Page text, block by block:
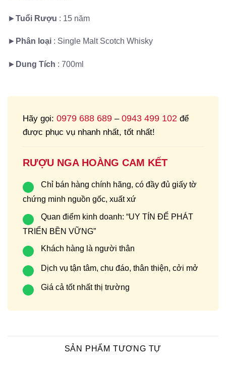
► Tuổi Rượu : 15 năm
► Phân loại : Single Malt Scotch Whisky
► Dung Tích : 700ml
Hãy gọi: 0979 688 689 – 0943 499 102 để
được phục vụ nhanh nhất, tốt nhất!
RƯỢU NGA HOÀNG CAM KẾT
Chỉ bán hàng chính hãng, có đầy đủ giấy tờ
chứng minh nguồn gốc, xuất xứ
Quan điểm kinh doanh: “UY TÍN ĐỂ PHÁT
TRIỂN BỀN VỮNG”
Khách hàng là người thân
Dịch vụ tận tâm, chu đáo, thân thiện, cởi mở
Giá cả tốt nhất thị trường
SẢN PHẨM TƯƠNG TỰ